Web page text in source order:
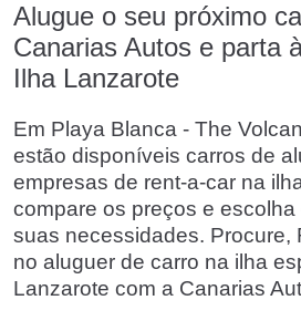
Alugue o seu próximo
Canarias Autos e parta
Ilha Lanzarote
Em Playa Blanca - The
estão disponíveis carros de
empresas de rent-a-car na
compare os preços e escolha
suas necessidades. Procure,
no aluguer de carro na ilha
Lanzarote com a Canarias